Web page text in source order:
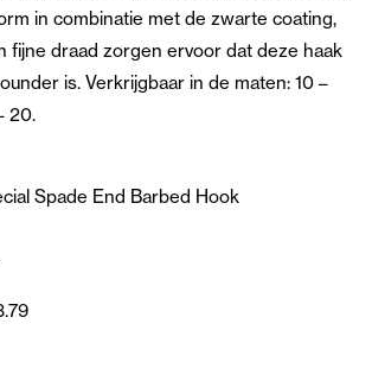
in combinatie met de zwarte coating,
fijne draad zorgen ervoor dat deze haak
is. Verkrijgbaar in de maten: 10 –
20.
Spade End Barbed Hook